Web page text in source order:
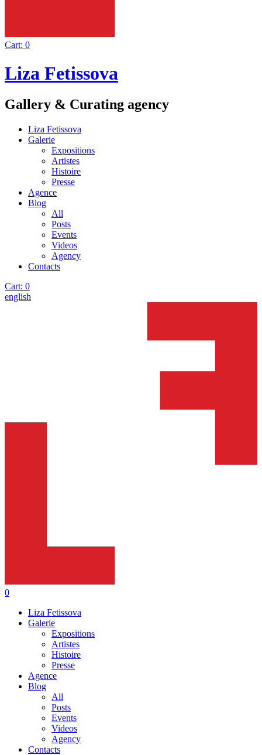
Cart: 0
Liza Fetissova
Gallery & Curating agency
Liza Fetissova
Galerie
Expositions
Artistes
Histoire
Presse
Agence
Blog
All
Posts
Events
Videos
Agency
Contacts
Cart: 0
english
0
Liza Fetissova
Galerie
Expositions
Artistes
Histoire
Presse
Agence
Blog
All
Posts
Events
Videos
Agency
Contacts